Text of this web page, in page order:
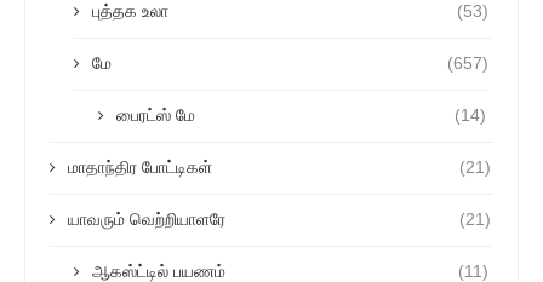
புத்தக உலா (53)
மே (657)
பைரட்ஸ் மே (14)
மாதாந்திர போட்டிகள் (21)
யாவரும் வெற்றியாளரே (21)
ஆகஸ்ட்டில் பயணம் (11)